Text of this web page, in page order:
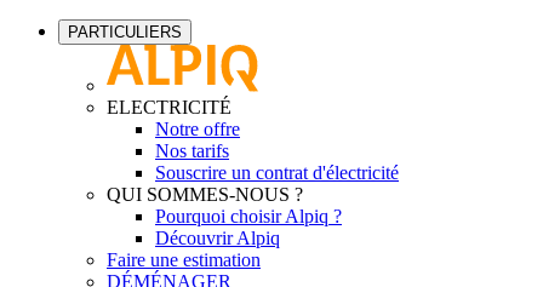
PARTICULIERS
ELECTRICITÉ
Notre offre
Nos tarifs
Souscrire un contrat d'électricité
QUI SOMMES-NOUS ?
Pourquoi choisir Alpiq ?
Découvrir Alpiq
Faire une estimation
DÉMÉNAGER